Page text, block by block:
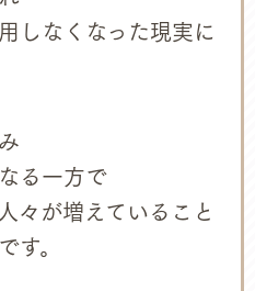
しなくなった現実に
る一方で
々が増えていること
す。